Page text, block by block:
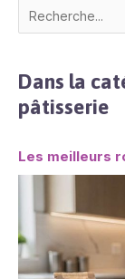
Dans la
pâtisserie
Les meilleurs